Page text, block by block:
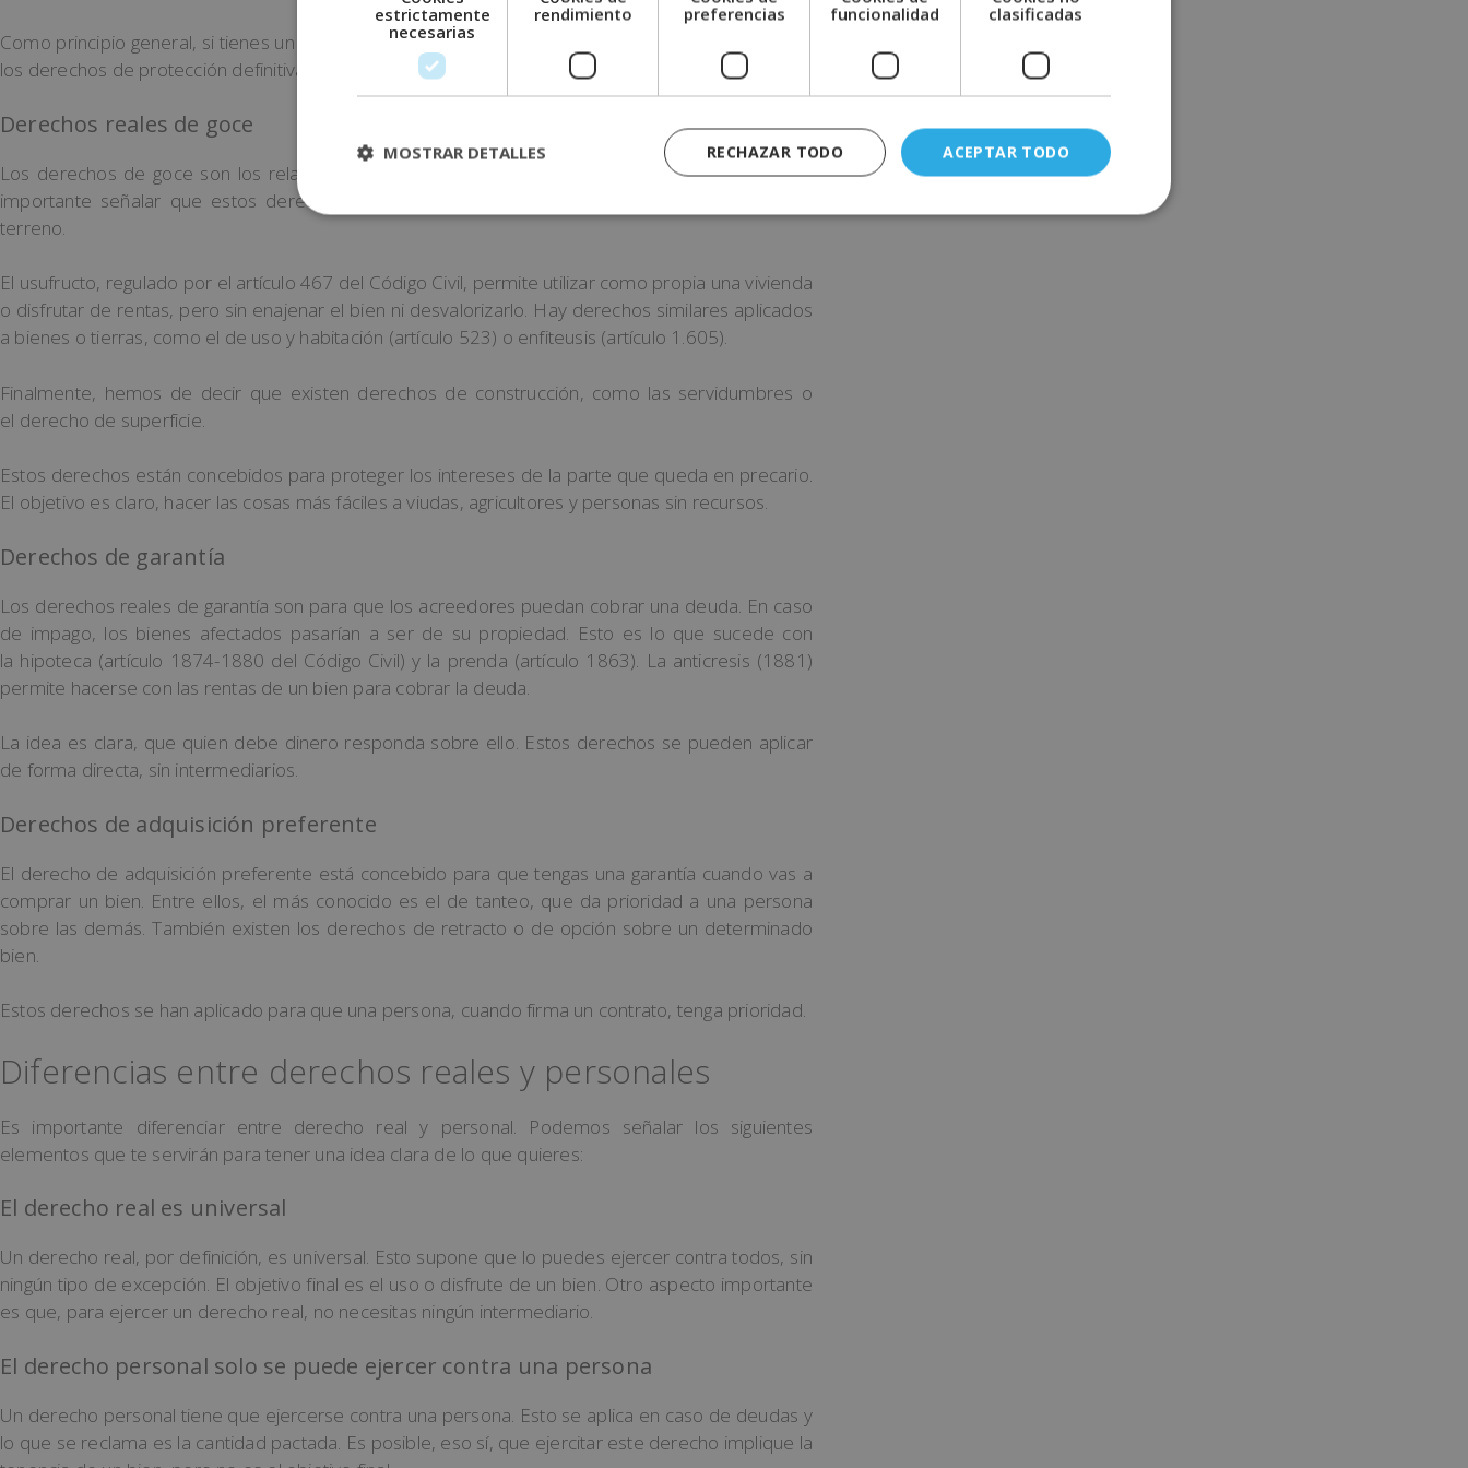
Como principio general, si tienes un bien de tu propiedad y sin ninguna carga, estarás cubierto por
los derechos de protección definitiva.
Derechos reales de goce
Los derechos de goce son los relacionados con la posibilidad de disfrutar del uso o rentas. Es
importante señalar que estos derechos no implican necesariamente la propiedad del bien o
terreno.
El usufructo, regulado por el artículo 467 del Código Civil, permite utilizar como propia una vivienda
o disfrutar de rentas, pero sin enajenar el bien ni desvalorizarlo. Hay derechos similares aplicados
a bienes o tierras, como el de uso y habitación (artículo 523) o enfiteusis (artículo 1.605).
Finalmente, hemos de decir que existen derechos de construcción, como las servidumbres o
el derecho de superficie.
Estos derechos están concebidos para proteger los intereses de la parte que queda en precario.
El objetivo es claro, hacer las cosas más fáciles a viudas, agricultores y personas sin recursos.
Derechos de garantía
Los derechos reales de garantía son para que los acreedores puedan cobrar una deuda. En caso
de impago, los bienes afectados pasarían a ser de su propiedad. Esto es lo que sucede con
la hipoteca (artículo 1874-1880 del Código Civil) y la prenda (artículo 1863). La anticresis (1881)
permite hacerse con las rentas de un bien para cobrar la deuda.
La idea es clara, que quien debe dinero responda sobre ello. Estos derechos se pueden aplicar
de forma directa, sin intermediarios.
Derechos de adquisición preferente
El derecho de adquisición preferente está concebido para que tengas una garantía cuando vas a
comprar un bien. Entre ellos, el más conocido es el de tanteo, que da prioridad a una persona
sobre las demás. También existen los derechos de retracto o de opción sobre un determinado
bien.
Estos derechos se han aplicado para que una persona, cuando firma un contrato, tenga prioridad.
Diferencias entre derechos reales y personales
Es importante diferenciar entre derecho real y personal. Podemos señalar los siguientes
elementos que te servirán para tener una idea clara de lo que quieres:
El derecho real es universal
Un derecho real, por definición, es universal. Esto supone que lo puedes ejercer contra todos, sin
ningún tipo de excepción. El objetivo final es el uso o disfrute de un bien. Otro aspecto importante
es que, para ejercer un derecho real, no necesitas ningún intermediario.
El derecho personal solo se puede ejercer contra una persona
Un derecho personal tiene que ejercerse contra una persona. Esto se aplica en caso de deudas y
lo que se reclama es la cantidad pactada. Es posible, eso sí, que ejercitar este derecho implique la
estrictamente
necesarias
rendimiento
preferencias
funcionalidad
clasificadas
ACEPTAR TODO
RECHAZAR TODO
MOSTRAR DETALLES